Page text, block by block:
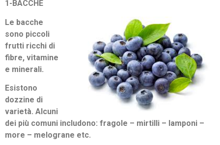
1-BACCHE
Le bacche
sono piccoli
frutti ricchi di
fibre, vitamine
e minerali.
Esistono
dozzine di
varietà. Alcuni
dei più comuni includono: fragole – mirtilli – lamponi –
more – melograne etc.